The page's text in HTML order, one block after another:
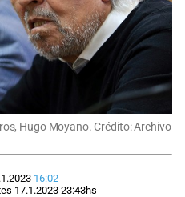
Hugo Moyano. Crédito: Archivo
16:02
17.1.2023 23:43hs